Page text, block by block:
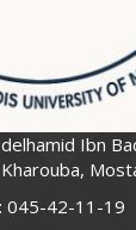
Ibn
045-42-11-19